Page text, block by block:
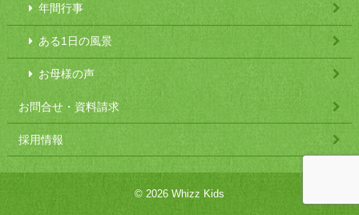
年間行事
ある1日の風景
お母様の声
お問合せ・資料請求
採用情報
© 2026 Whizz Kids